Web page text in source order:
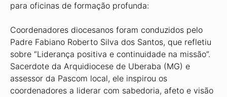
para oficinas de formação profunda:
Coordenadores diocesanos foram conduzidos pelo
Padre Fabiano Roberto Silva dos Santos, que refletiu
sobre “Liderança positiva e continuidade na missão”.
Sacerdote da Arquidiocese de Uberaba (MG) e
assessor da Pascom local, ele inspirou os
coordenadores a liderar com sabedoria, afeto e visão